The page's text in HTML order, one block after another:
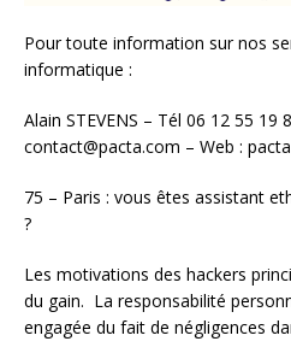
Pour toute information sur nos
informatique :
Alain STEVENS – Tél 06 12 55 19
contact@pacta.com – Web :
75 – Paris : vous êtes assistant
?
Les motivations des hackers
du gain. La responsabilité
engagée du fait de négligences